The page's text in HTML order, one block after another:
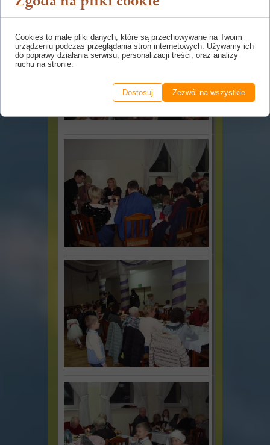
Cookies to małe pliki danych, które są przechowywane na Twoim
urządzeniu podczas przeglądania stron internetowych. Używamy ich
do poprawy działania serwisu, personalizacji treści, oraz analizy
ruchu na stronie.
Dostosuj Zezwól na wszystkie